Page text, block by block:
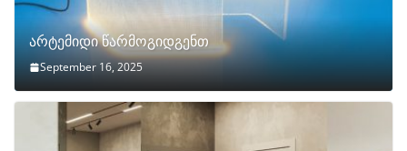
არტემიდი წარმოგიდგენთ
September 16, 2025